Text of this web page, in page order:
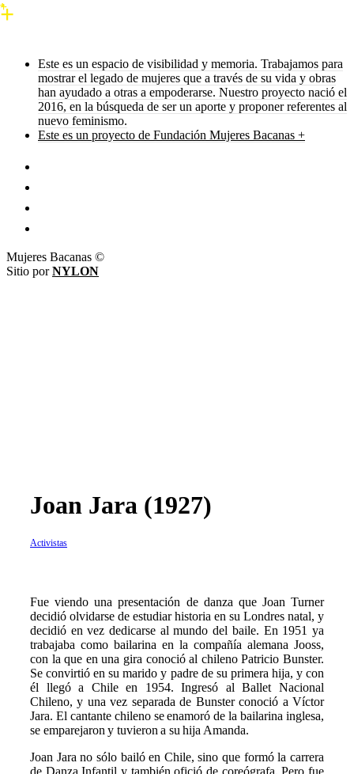
Este es un espacio de visibilidad y memoria. Trabajamos para
mostrar el legado de mujeres que a través de su vida y obras
han ayudado a otras a empoderarse. Nuestro proyecto nació el
2016, en la búsqueda de ser un aporte y proponer referentes al
nuevo feminismo.
Este es un proyecto de Fundación Mujeres Bacanas +
Mujeres Bacanas ©
Sitio porNYLON
Joan Jara (1927)
Activistas
Fue viendo una presentación de danza que Joan Turner
decidió olvidarse de estudiar historia en su Londres natal, y
decidió en vez dedicarse al mundo del baile. En 1951 ya
trabajaba como bailarina en la compañía alemana Jooss,
con la que en una gira conoció al chileno Patricio Bunster.
Se convirtió en su marido y padre de su primera hija, y con
él llegó a Chile en 1954. Ingresó al Ballet Nacional
Chileno, y una vez separada de Bunster conoció a Víctor
Jara. El cantante chileno se enamoró de la bailarina inglesa,
se emparejaron y tuvieron a su hija Amanda.
Joan Jara no sólo bailó en Chile, sino que formó la carrera
de Danza Infantil y también ofició de coreógrafa. Pero fue